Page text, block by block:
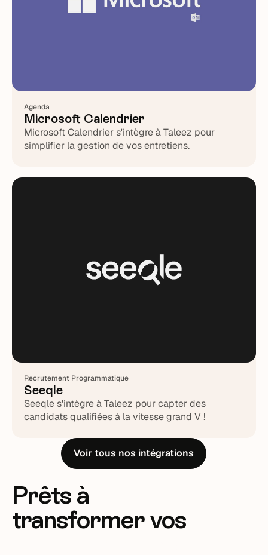
Agenda
Microsoft Calendrier
Microsoft Calendrier s'intègre à Taleez pour
simplifier la gestion de vos entretiens.
Recrutement Programmatique
Seeqle
Seeqle s'intègre à Taleez pour capter des
candidats qualifiées à la vitesse grand V !
Voir tous nos intégrations
Prêts à
transformer vos